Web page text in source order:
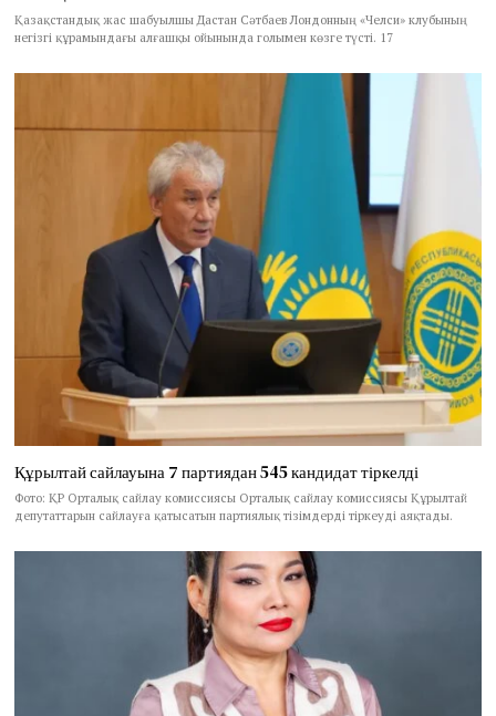
Қазақстандық жас шабуылшы Дастан Сәтбаев Лондонның «Челси» клубының
негізгі құрамындағы алғашқы ойынында голымен көзге түсті. 17
Құрылтай сайлауына 7 партиядан 545 кандидат тіркелді
Фото: ҚР Орталық сайлау комиссиясы Орталық сайлау комиссиясы Құрылтай
депутаттарын сайлауға қатысатын партиялық тізімдерді тіркеуді аяқтады.